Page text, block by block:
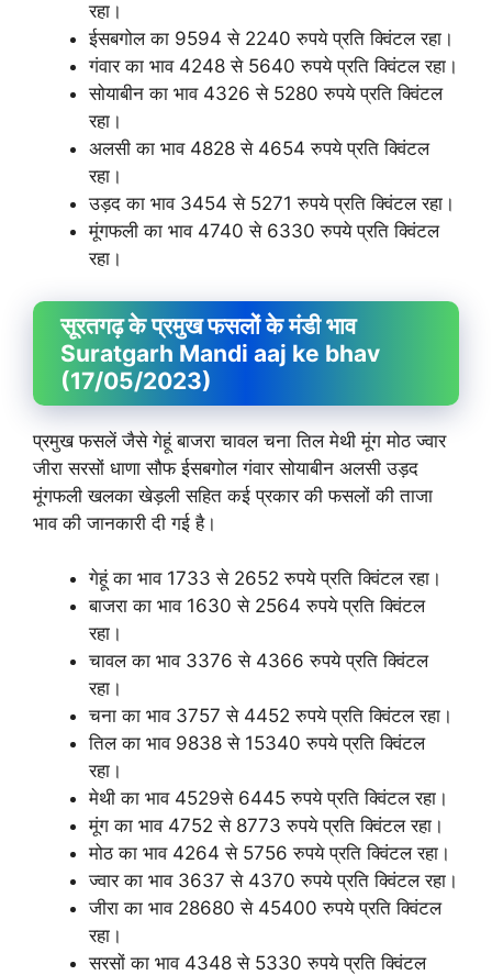
रहा।
ईसबगोल का 9594 से 2240 रुपये प्रति क्विंटल रहा।
गंवार का भाव 4248 से 5640 रुपये प्रति क्विंटल रहा।
सोयाबीन का भाव 4326 से 5280 रुपये प्रति क्विंटल
रहा।
अलसी का भाव 4828 से 4654 रुपये प्रति क्विंटल
रहा।
उड़द का भाव 3454 से 5271 रुपये प्रति क्विंटल रहा।
मूंगफली का भाव 4740 से 6330 रुपये प्रति क्विंटल
रहा।
सूरतगढ़ के प्रमुख फसलों के मंडी भाव
Suratgarh Mandi aaj ke bhav
(17/05/2023)
प्रमुख फसलें जैसे गेहूं बाजरा चावल चना तिल मेथी मूंग मोठ ज्वार
जीरा सरसों धाणा सौफ ईसबगोल गंवार सोयाबीन अलसी उड़द
मूंगफली खलका खेड़ली सहित कई प्रकार की फसलों की ताजा
भाव की जानकारी दी गई है।
गेहूं का भाव 1733 से 2652 रुपये प्रति क्विंटल रहा।
बाजरा का भाव 1630 से 2564 रुपये प्रति क्विंटल
रहा।
चावल का भाव 3376 से 4366 रुपये प्रति क्विंटल
रहा।
चना का भाव 3757 से 4452 रुपये प्रति क्विंटल रहा।
तिल का भाव 9838 से 15340 रुपये प्रति क्विंटल
रहा।
मेथी का भाव 4529से 6445 रुपये प्रति क्विंटल रहा।
मूंग का भाव 4752 से 8773 रुपये प्रति क्विंटल रहा।
मोठ का भाव 4264 से 5756 रुपये प्रति क्विंटल रहा।
ज्वार का भाव 3637 से 4370 रुपये प्रति क्विंटल रहा।
जीरा का भाव 28680 से 45400 रुपये प्रति क्विंटल
रहा।
सरसों का भाव 4348 से 5330 रुपये प्रति क्विंटल